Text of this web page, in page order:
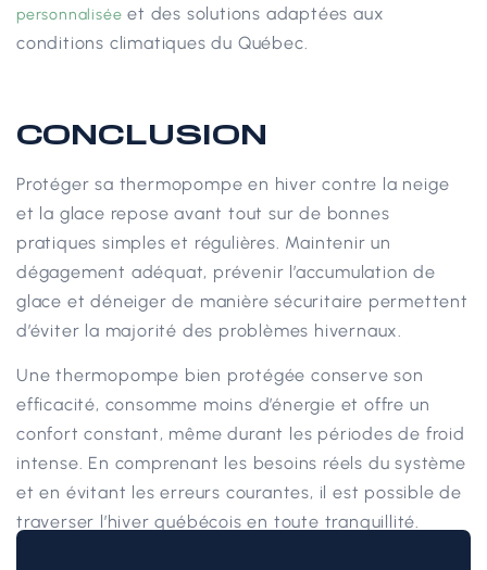
personnalisée et des solutions adaptées aux
conditions climatiques du Québec.
CONCLUSION
Protéger sa thermopompe en hiver contre la neige
et la glace repose avant tout sur de bonnes
pratiques simples et régulières. Maintenir un
dégagement adéquat, prévenir l’accumulation de
glace et déneiger de manière sécuritaire permettent
d’éviter la majorité des problèmes hivernaux.
Une thermopompe bien protégée conserve son
efficacité, consomme moins d’énergie et offre un
confort constant, même durant les périodes de froid
intense. En comprenant les besoins réels du système
et en évitant les erreurs courantes, il est possible de
traverser l’hiver québécois en toute tranquillité.